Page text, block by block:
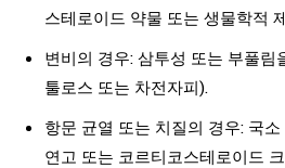
스테로이드 약물 또는 생물학적
변비의 경우: 삼투성 또는 부풀림
툴로스 또는 차전자피).
항문 균열 또는 치질의 경우: 국
연고 또는 코르티코스테로이드